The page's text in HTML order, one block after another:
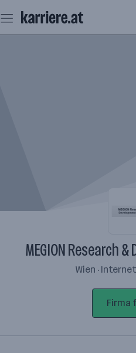
Seiteninhalt
springen
MEGION Research
Wien ·
Firma